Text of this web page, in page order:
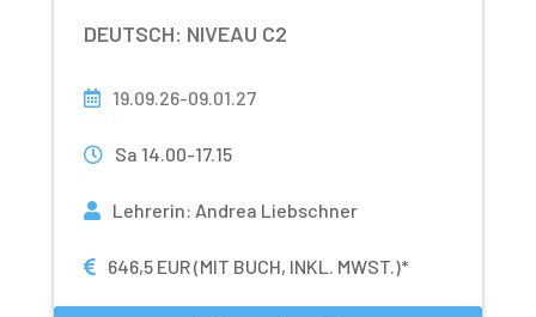
DEUTSCH: NIVEAU C2
19.09.26-09.01.27
Sa 14.00-17.15
Lehrerin: Andrea Liebschner
646,5 EUR (MIT BUCH, INKL. MWST.)*